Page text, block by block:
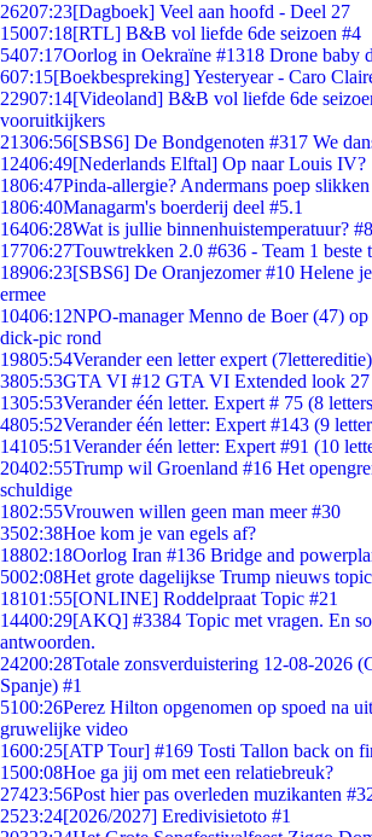
26207:23[Dagboek] Veel aan hoofd - Deel 27
15007:18[RTL] B&B vol liefde 6de seizoen #4
5407:17Oorlog in Oekraïne #1318 Drone baby
607:15[Boekbespreking] Yesteryear - Caro
22907:14[Videoland] B&B vol liefde 6de
vooruitkijkers
21306:56[SBS6] De Bondgenoten #317 We
12406:49[Nederlands Elftal] Op naar Louis IV?
1806:47Pinda-allergie? Andermans poep
1806:40Managarm's boerderij deel #5.1
16406:28Wat is jullie binnenhuistemperatuur?
17706:27Touwtrekken 2.0 #636 - Team 1
18906:23[SBS6] De Oranjezomer #10 Helene
ermee
10406:12NPO-manager Menno de Boer (47)
dick-pic rond
19805:54Verander een letter expert
3805:53GTA VI #12 GTA VI Extended look
1305:53Verander één letter. Expert # 75 (8
4805:52Verander één letter: Expert #143 (9
14105:51Verander één letter: Expert #91 (10
20402:55Trump wil Groenland #16 Het
schuldige
1802:55Vrouwen willen geen man meer #30
3502:38Hoe kom je van egels af?
18802:18Oorlog Iran #136 Bridge and
5002:08Het grote dagelijkse Trump nieuws
18101:55[ONLINE] Roddelpraat Topic #21
14400:29[AKQ] #3384 Topic met vragen. En
antwoorden.
24200:28Totale zonsverduistering 12-08-2026
Spanje) #1
5100:26Perez Hilton opgenomen op spoed na
gruwelijke video
1600:25[ATP Tour] #169 Tosti Tallon back on
1500:08Hoe ga jij om met een relatiebreuk?
27423:56Post hier pas overleden muzikanten
2523:24[2026/2027] Eredivisietoto #1